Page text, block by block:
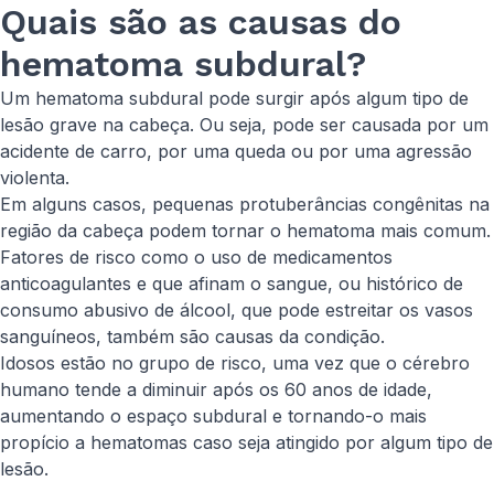
Quais são as causas do
hematoma subdural?
Um hematoma subdural pode surgir após algum tipo de
lesão grave na cabeça. Ou seja, pode ser causada por um
acidente de carro, por uma queda ou por uma agressão
violenta.
Em alguns casos, pequenas protuberâncias congênitas na
região da cabeça podem tornar o hematoma mais comum.
Fatores de risco como o uso de medicamentos
anticoagulantes e que afinam o sangue, ou histórico de
consumo abusivo de álcool, que pode estreitar os vasos
sanguíneos, também são causas da condição.
Idosos estão no grupo de risco, uma vez que o cérebro
humano tende a diminuir após os 60 anos de idade,
aumentando o espaço subdural e tornando-o mais
propício a hematomas caso seja atingido por algum tipo de
lesão.